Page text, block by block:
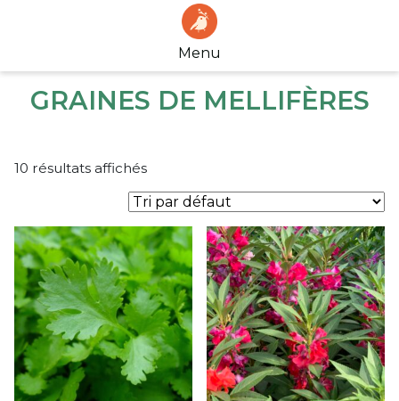
Menu
GRAINES DE MELLIFÈRES
10 résultats affichés